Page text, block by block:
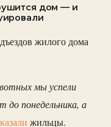
дом — и
жилого дома
мы успели
до понедельника, а
жильцы.